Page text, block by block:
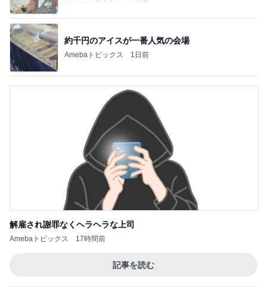
約千円のアイスが一番人気の会場
Amebaトピックス 1日前
解雇され謝罪なくヘラヘラな上司
Amebaトピックス 17時間前
記事を読む